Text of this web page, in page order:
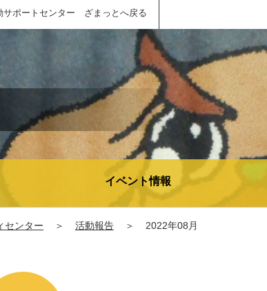
サポートセンター ざまっとへ戻る
イベント情報
センター ＞ 活動報告 ＞ 2022年08月